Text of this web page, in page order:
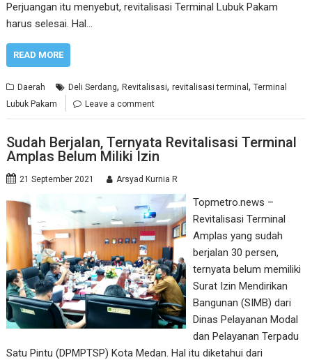
Perjuangan itu menyebut, revitalisasi Terminal Lubuk Pakam
harus selesai. Hal…
READ MORE
Daerah Deli Serdang,Revitalisasi,revitalisasi terminal,Terminal
Lubuk Pakam
Leave a comment
Sudah Berjalan, Ternyata Revitalisasi Terminal
Amplas Belum Miliki Izin
21 September 2021 Arsyad Kurnia R
Topmetro.news –
Revitalisasi Terminal
Amplas yang sudah
berjalan 30 persen,
ternyata belum memiliki
Surat Izin Mendirikan
Bangunan (SIMB) dari
Dinas Pelayanan Modal
dan Pelayanan Terpadu
Satu Pintu (DPMPTSP) Kota Medan. Hal itu diketahui dari